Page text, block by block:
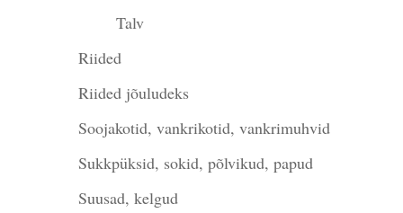
Talv
Riided
Riided jõuludeks
Soojakotid, vankrikotid, vankrimuhvid
Sukkpüksid, sokid, põlvikud, papud
Suusad, kelgud